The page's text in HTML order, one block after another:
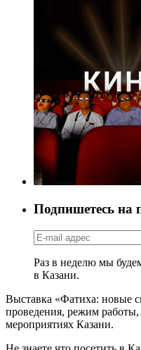
Подпишетесь на
Раз в неделю мы
в Казани.
Выставка «Фатиха: новые
проведения, режим
мероприятиях Казани.